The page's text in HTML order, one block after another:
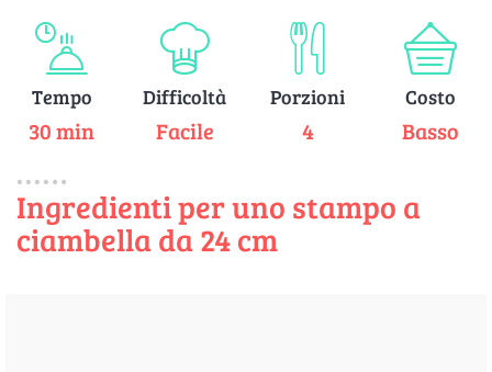
Tempo
30 min
Difficoltà
Facile
Porzioni
4
Costo
Basso
Ingredienti per uno stampo a
ciambella da 24 cm